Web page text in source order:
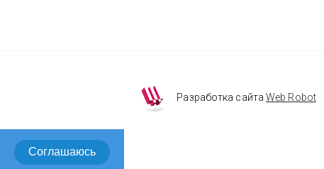
Разработка сайтаWeb Robot
Соглашаюсь